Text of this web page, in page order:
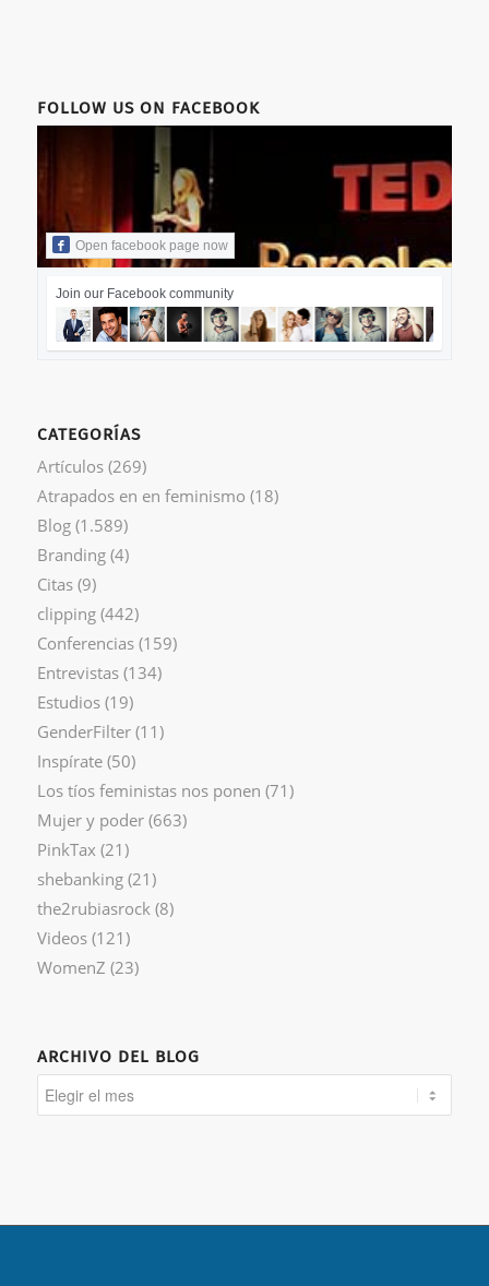
FOLLOW US ON FACEBOOK
Open facebook page now
Join our Facebook community
CATEGORÍAS
Artículos(269)
Atrapados en en feminismo (18)
Blog(1.589)
Branding(4)
Citas(9)
clipping(442)
Conferencias(159)
Entrevistas(134)
Estudios(19)
GenderFilter(11)
Inspírate(50)
Los tíos feministas nos ponen (71)
Mujer y poder(663)
PinkTax (21)
shebanking(21)
the2rubiasrock (8)
Videos(121)
WomenZ (23)
ARCHIVO DEL BLOG